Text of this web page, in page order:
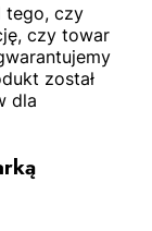
tego, czy
czy towar
został
dla